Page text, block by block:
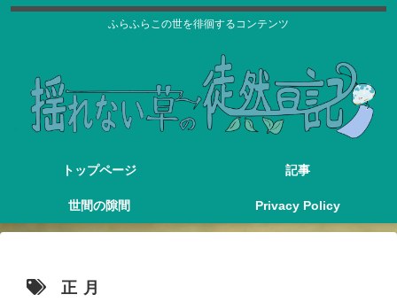
ふらふらこの世を徘徊するコンテンツ
トップページ 記事
世間の隙間 Privacy Policy
正月